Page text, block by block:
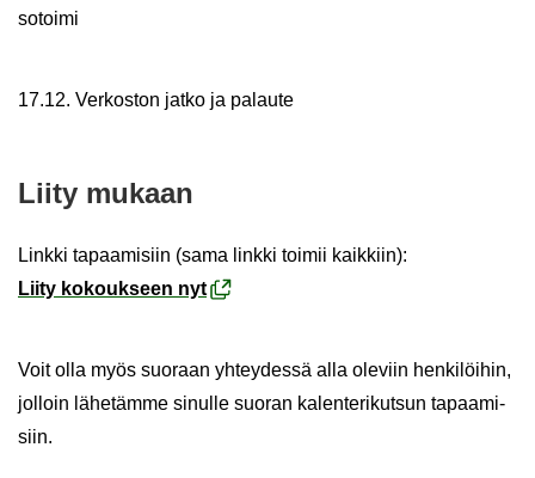
so­toi­mi
17.12. Ver­kos­ton jatko ja pa­lau­te
Liity mu­kaan
Link­ki ta­paa­mi­siin (sama link­ki toi­mii kaik­kiin):
Liity ko­kouk­seen nyt
Voit olla myös suo­raan yh­tey­des­sä alla ole­viin hen­ki­löi­hin,
jol­loin lä­he­täm­me si­nul­le suo­ran ka­len­te­ri­kut­sun ta­paa­mi­
siin.